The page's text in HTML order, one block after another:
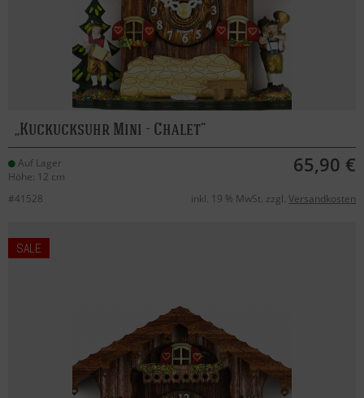
Kuckucksuhr Mini - Chalet
Auf Lager
Höhe: 12 cm
65,90 €
#41528 inkl. 19 % MwSt. zzgl. Versandkosten
SALE